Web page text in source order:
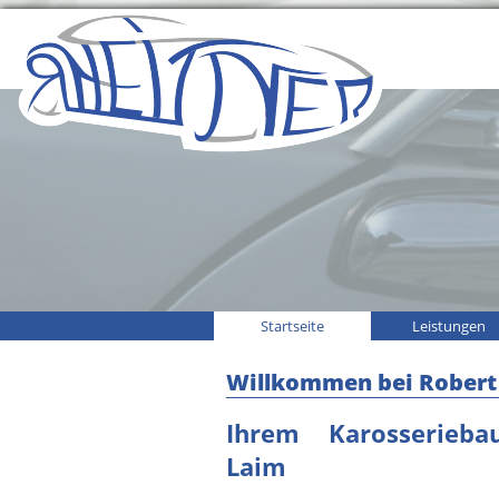
Startseite Leistungen
Willkommen bei
Ihrem
Laim